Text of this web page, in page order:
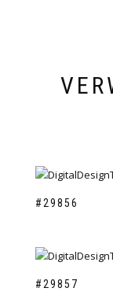
#29856
#29857